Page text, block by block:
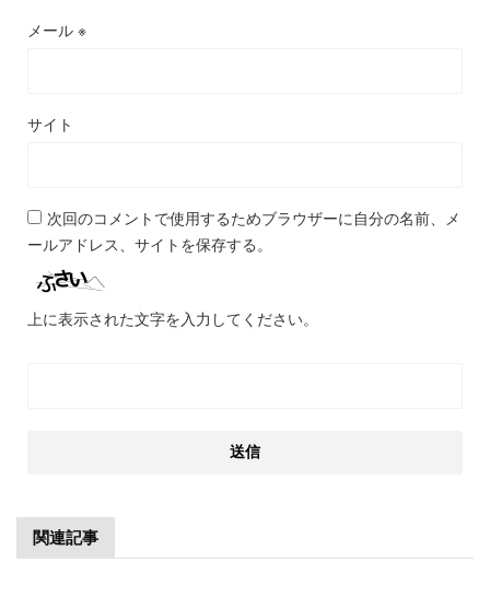
メール ※
サイト
次回のコメントで使用するためブラウザーに自分の名前、メ
ールアドレス、サイトを保存する。
上に表示された文字を入力してください。
関連記事